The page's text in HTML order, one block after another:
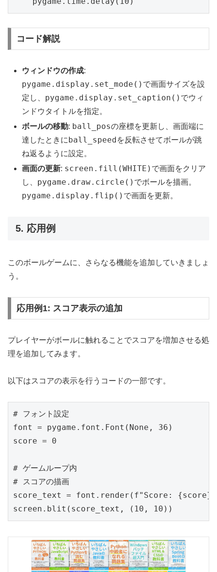
コード解説
ウィンドウの作成:
pygame.display.set_mode() で画面サイズを設
定し、 pygame.display.set_caption() でウィ
ンドウタイトルを指定。
ボールの移動: ball_posの座標を更新し、画面端に
達したときにball_speedを反転させてボールが跳
ね返るように設定。
画面の更新: screen.fill(WHITE) で画面をクリア
し、 pygame.draw.circle() でボールを描画。
pygame.display.flip() で画面を更新。
5. 応用例
このボールゲームに、さらなる機能を追加していきましょ
う。
応用例1: スコア表示の追加
プレイヤーがボールに触れることでスコアを増加させる処
理を追加してみます。
以下はスコアの表示を行うコードの一部です。
# フォント設定
font = pygame.font.Font(None, 36)
score = 0
# ゲームループ内
# スコアの描画
score_text = font.render(f"Score:
screen.blit(score_text, (10, 10))